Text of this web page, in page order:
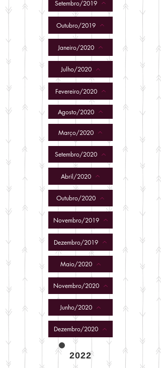
Setembro/2019
Outubro/2019
Janeiro/2020
Julho/2020
Fevereiro/2020
Agosto/2020
Março/2020
Setembro/2020
Abril/2020
Outubro/2020
Novembro/2019
Dezembro/2019
Maio/2020
Novembro/2020
Junho/2020
Dezembro/2020
2022